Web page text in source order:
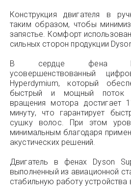
Конструкция двигателя в
таким образом, чтобы
запястье. Комфорт
сильных сторон продукции
В сердце фена
усовершенствованный
Hyperdymium, который
быстрый и мощный поток
вращения мотора достигает
минуту, что гарантирует
сушку волос. При этом
минимальным благодаря
акустических решений.
Двигатель в фенах Dyson
выполненный из авиационной
стабильную работу устройства